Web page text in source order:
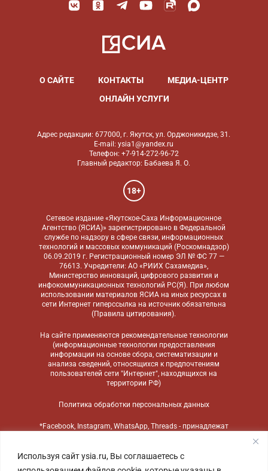
Используя сайт ysia.ru, Вы соглашаетесь с
О САЙТЕ КОНТАКТЫ
МЕДИА-ЦЕНТР
ОНЛАЙН УСЛУГИ
Адрес редакции: 677000, г. Якутск, ул. Орджоникидзе, 31.
E-mail: ysia1@yandex.ru
Телефон: +7-914-272-96-72
Главный редактор: Бабаева Я. О.
18+
Сетевое издание «Якутское-Саха Информационное
Агентство (ЯСИА)» зарегистрировано в Федеральной
службе по надзору в сфере связи, информационных
технологий и массовых коммуникаций (Роскомнадзор)
06.09.2019 г. Регистрационный номер ЭЛ № ФС 77 —
76613. Учредители: АО «РИИХ Сахамедиа»,
Министерство инноваций, цифрового развития и
инфокоммуникационных технологий РС(Я). При любом
использовании материалов ЯСИА на иных ресурсах в
сети Интернет гиперссылка на источник обязательна
(Правила цитирования).
На сайте применяются рекомендательные технологии
(информационные технологии предоставления
информации на основе сбора, систематизации и
анализа сведений, относящихся к предпочтениям
пользователей сети "Интернет", находящихся на
территории РФ)
Политика обработки персональных данных
*Facebook, Instagram, WhatsApp, Threads - принадлежат